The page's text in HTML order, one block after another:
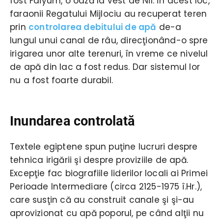
faraonii Regatului Mijlociu au recuperat teren
prin controlarea debitului de apă de-a
lungul unui canal de râu, direcţionând-o spre
irigarea unor alte terenuri, în vreme ce nivelul
de apă din lac a fost redus. Dar sistemul lor
nu a fost foarte durabil.
Inundarea controlată
Textele egiptene spun puţine lucruri despre
tehnica irigării şi despre proviziile de apă.
Excepţie fac biografiile liderilor locali ai Primei
Perioade Intermediare (circa 2125-1975 î.Hr.),
care susţin că au construit canale şi şi-au
aprovizionat cu apă poporul, pe când alţii nu